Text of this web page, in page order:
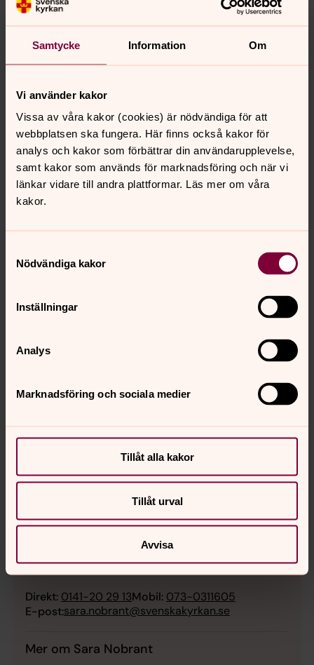
Samtycke Information Om
Vi använder kakor
Vissa av våra kakor (cookies) är nödvändiga för att
webbplatsen ska fungera. Här finns också kakor för
analys och kakor som förbättrar din användarupplevelse,
samt kakor som används för marknadsföring och när vi
länkar vidare till andra plattformar. Läs mer om våra
kakor.
Nödvändiga kakor
Inställningar
Analys
Marknadsföring och sociala medier
Tillåt alla kakor
Tillåt urval
Avvisa
Jennie Hovlund
Barn & Familj, Motala församling
Direkt: 0141-20 29 24
E-post:jennie.hovlund@svenskakyrkan.se
Församlingspedagog, Motala församling
Direkt: 0141-20 29 13Mobil: 073-0311605
E-post:sara.nobrant@svenskakyrkan.se
Mer om Sara Nobrant